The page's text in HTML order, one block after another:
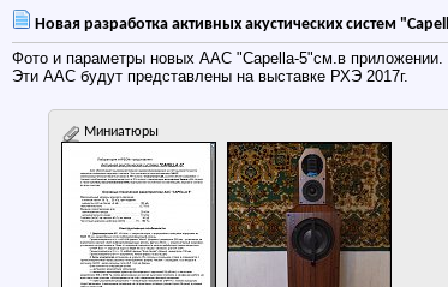
Новая разработка активных акустических систем
Фото и параметры новых ААС "Capella-5"см.в приложении.
Эти ААС будут представлены на выставке РХЭ 2017г.
Миниатюры